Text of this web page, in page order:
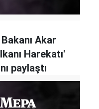
Akar
Harekatı'
paylaştı